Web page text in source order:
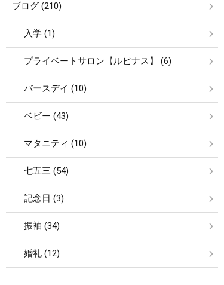
ブログ (210)
入学 (1)
プライベートサロン【ルピナス】 (6)
バースデイ (10)
ベビー (43)
マタニティ (10)
七五三 (54)
記念日 (3)
振袖 (34)
婚礼 (12)